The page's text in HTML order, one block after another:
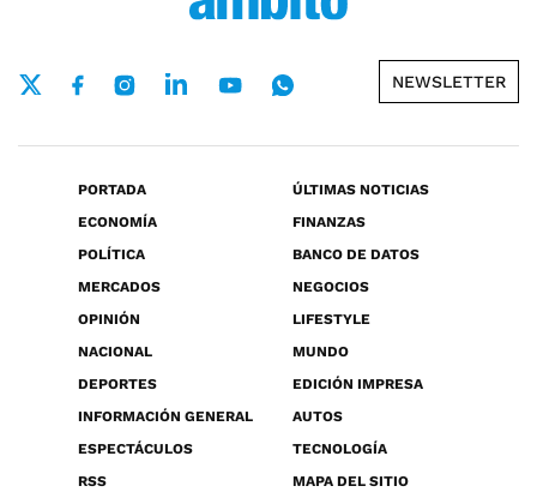
NEWSLETTER
PORTADA
ÚLTIMAS NOTICIAS
ECONOMÍA
FINANZAS
POLÍTICA
BANCO DE DATOS
MERCADOS
NEGOCIOS
OPINIÓN
LIFESTYLE
NACIONAL
MUNDO
DEPORTES
EDICIÓN IMPRESA
INFORMACIÓN GENERAL
AUTOS
ESPECTÁCULOS
TECNOLOGÍA
RSS
MAPA DEL SITIO